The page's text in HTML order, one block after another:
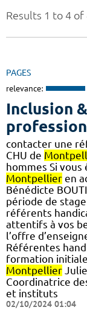
Results 1 to 4
PAGES
relevance:
Inclusion
contacter une
CHU de
hommes Si
Montpellier en
Bénédicte
période de
référents
attentifs à vos
l’offre
Référentes
formation
Montpellier
Coordinatrice
et instituts
02/10/2024 01:04